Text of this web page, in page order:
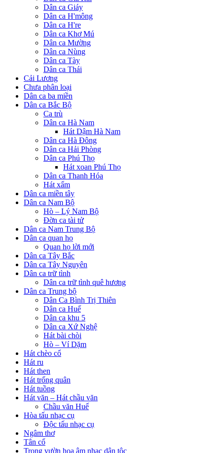
Dân ca Giáy
Dân ca H'mông
Dân ca H're
Dân ca Khơ Mú
Dân ca Mường
Dân ca Nùng
Dân ca Tày
Dân ca Thái
Cải Lương
Chưa phân loại
Dân ca ba miền
Dân ca Bắc Bộ
Ca trù
Dân ca Hà Nam
Hát Dậm Hà Nam
Dân ca Hà Đông
Dân ca Hải Phòng
Dân ca Phú Thọ
Hát xoan Phú Thọ
Dân ca Thanh Hóa
Hát xẩm
Dân ca miền tây
Dân ca Nam Bộ
Hò – Lý Nam Bộ
Đờn ca tài tử
Dân ca Nam Trung Bộ
Dân ca quan họ
Quan họ lời mới
Dân ca Tây Bắc
Dân ca Tây Nguyên
Dân ca trữ tình
Dân ca trữ tình quê hương
Dân ca Trung bộ
Dân Ca Bình Trị Thiên
Dân ca Huế
Dân ca khu 5
Dân ca Xứ Nghệ
Hát bài chòi
Hò – Ví Dặm
Hát chèo cổ
Hát ru
Hát then
Hát trống quân
Hát tuồng
Hát văn – Hát chầu văn
Chầu văn Huế
Hòa tấu nhạc cụ
Độc tấu nhạc cụ
Ngâm thơ
Tân cổ
Trong vườn hoa âm nhạc dân tộc